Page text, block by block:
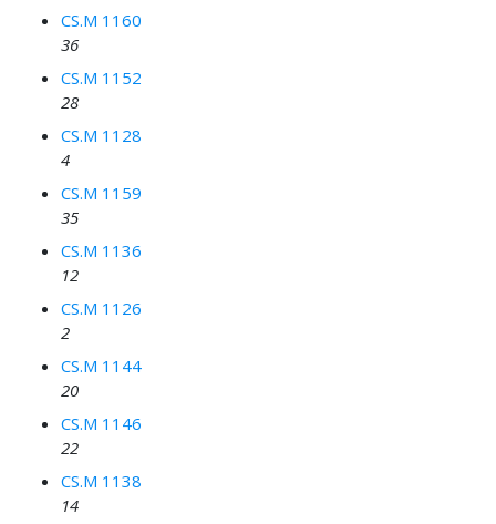
CS.M 1160
36
CS.M 1152
28
CS.M 1128
4
CS.M 1159
35
CS.M 1136
12
CS.M 1126
2
CS.M 1144
20
CS.M 1146
22
CS.M 1138
14